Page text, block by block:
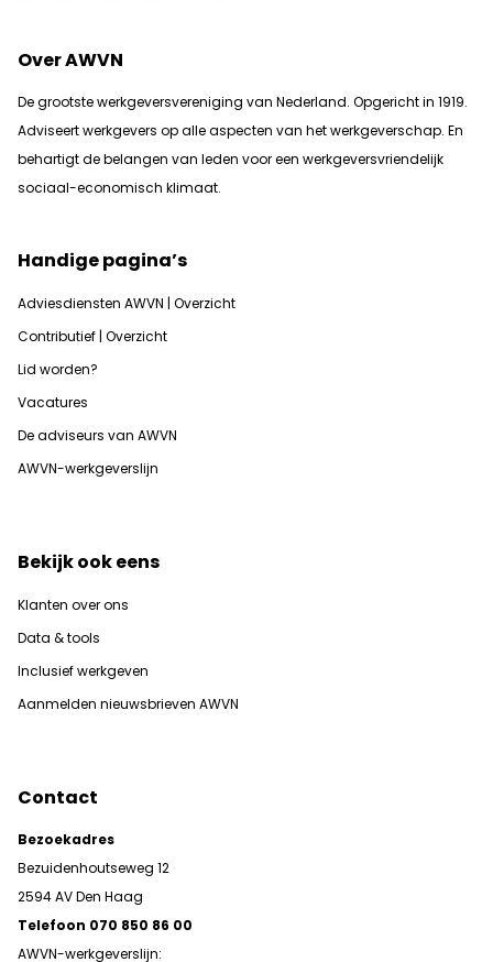
Over AWVN
De grootste werkgeversvereniging van Nederland. Opgericht in 1919.
Adviseert werkgevers op alle aspecten van het werkgeverschap. En
behartigt de belangen van leden voor een werkgeversvriendelijk
sociaal-economisch klimaat.
Handige pagina’s
Adviesdiensten AWVN | Overzicht
Contributief | Overzicht
Lid worden?
Vacatures
De adviseurs van AWVN
AWVN-werkgeverslijn
Bekijk ook eens
Klanten over ons
Data & tools
Inclusief werkgeven
Aanmelden nieuwsbrieven AWVN
Contact
Bezoekadres
Bezuidenhoutseweg 12
2594 AV Den Haag
Telefoon 070 850 86 00
AWVN-werkgeverslijn: